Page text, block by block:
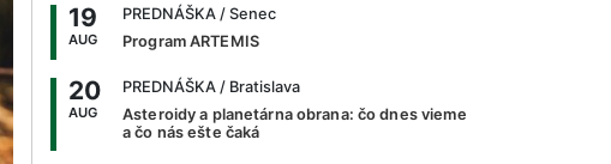
19
AUG
PREDNÁŠKA / Senec
Program ARTEMIS
20
AUG
PREDNÁŠKA / Bratislava
Asteroidy a planetárna obrana: čo dnes vieme
a čo nás ešte čaká